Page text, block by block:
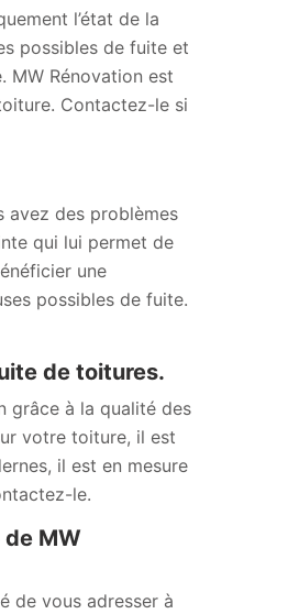
l’état de la
possibles de fuite et
MW Rénovation est
Contactez-le si
avez des problèmes
qui lui permet de
une
possibles de fuite.
de toitures.
grâce à la qualité des
votre toiture, il est
il est en mesure
le.
MW
de vous adresser à